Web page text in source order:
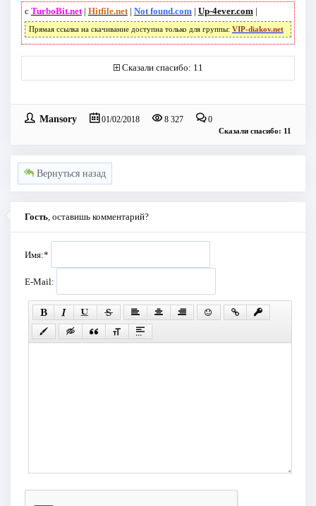
с TurboBit.net| Hitfile.net| Not found.com | Up-4ever.com |
Прямая ссылка на скачивание доступна только для группы: VIP-diakov.net
Сказали спасибо: 11
Mansory 01/02/2018 8 327 0
Сказали спасибо: 11
Вернуться назад
Гость , оставишь комментарий?
Имя:*
E-Mail: